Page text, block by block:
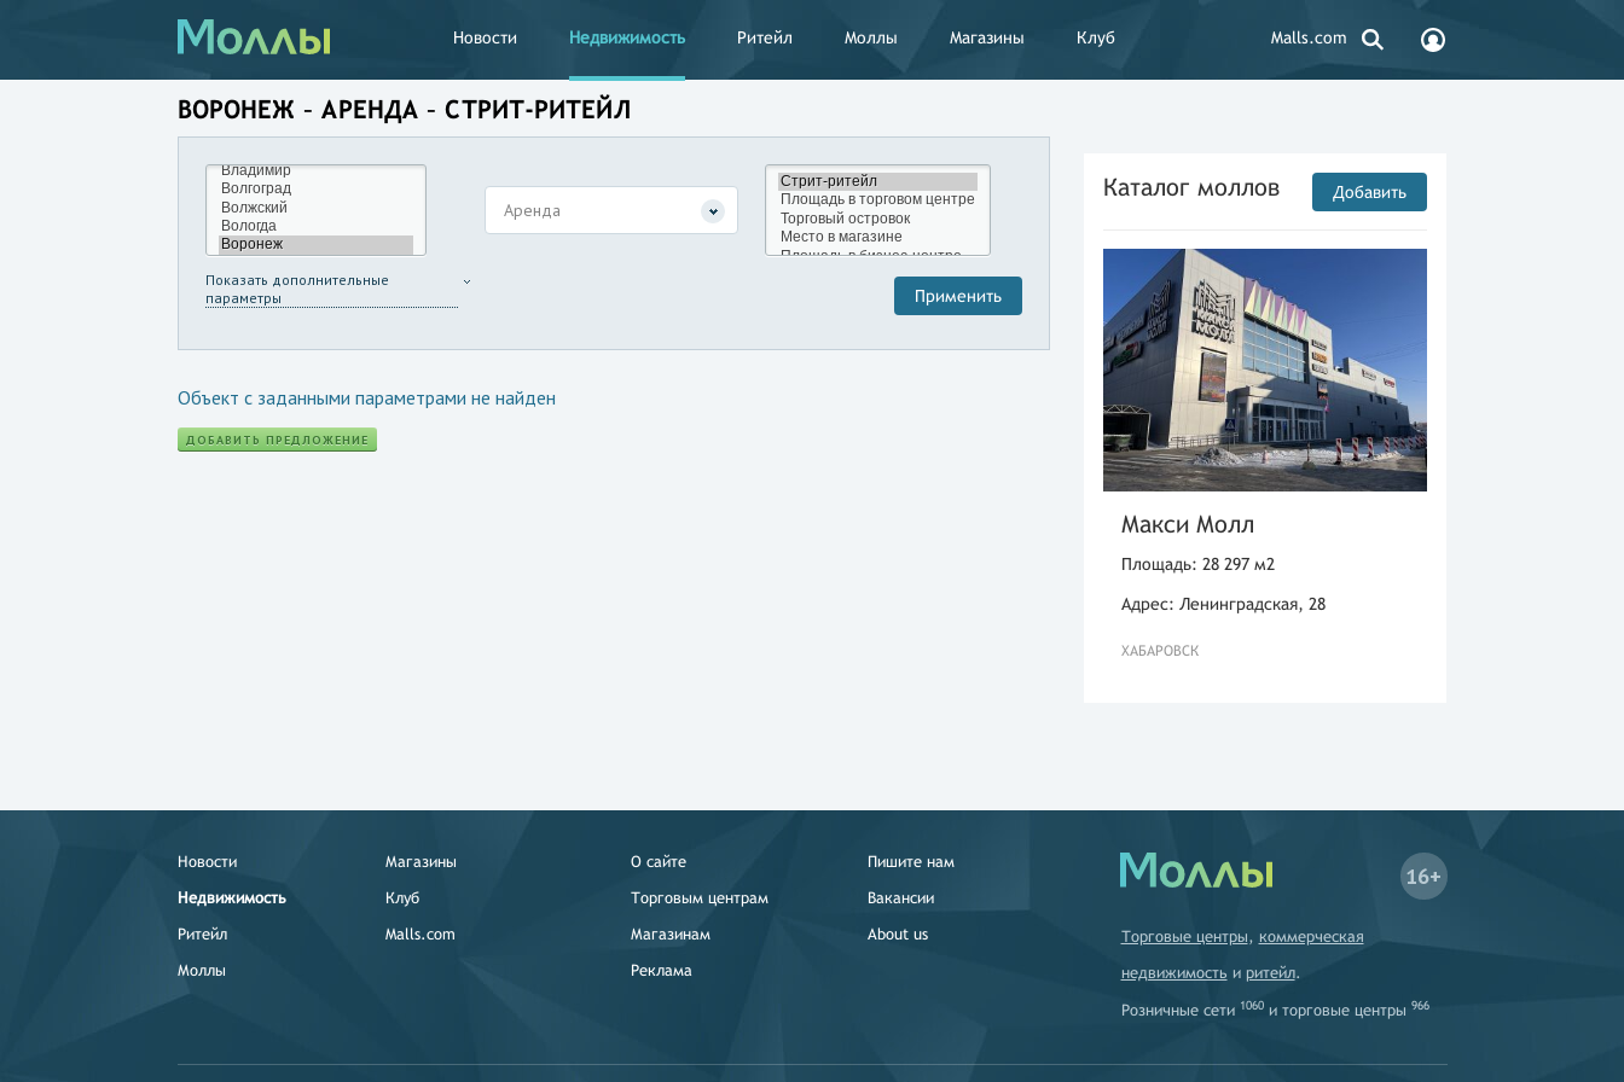
Новости Недвижимость Ритейл Моллы Магазины Клуб Malls.com
ВОРОНЕЖ – АРЕНДА – СТРИТ-РИТЕЙЛ
Аренда
Показать дополнительные
параметры
Объект с заданными параметрами не найден
ДОБАВИТЬ ПРЕДЛОЖЕНИЕ
Каталог моллов Добавить
Макси Молл
Площадь: 28 297 м2
Адрес: Ленинградская, 28
ХАБАРОВСК
Новости
Недвижимость
Ритейл
Моллы
Магазины
Клуб
Malls.com
О сайте
Торговым центрам
Магазинам
Реклама
Пишите нам
Вакансии
About us
16+
Торговые центры, коммерческая
недвижимость и ритейл.
Розничные сети 1060и торговые центры 966